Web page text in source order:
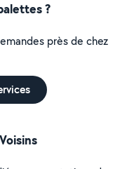
?
près de chez